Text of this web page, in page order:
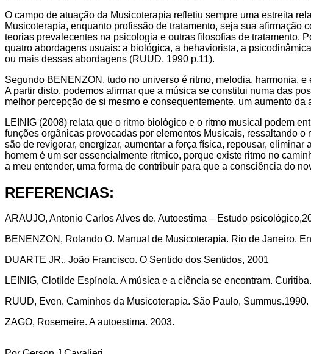
O campo de atuação da Musicoterapia refletiu sempre uma estreita
Musicoterapia, enquanto profissão de tratamento, seja sua
teorias prevalecentes na psicologia e outras filosofias de tratamento.
quatro abordagens usuais: a biológica, a behaviorista, a
ou mais dessas abordagens (RUUD, 1990 p.11).
Segundo BENENZON, tudo no universo é ritmo, melodia, harmonia,
A partir disto, podemos afirmar que a música se constitui numa das
melhor percepção de si mesmo e consequentemente, um aumento
LEINIG (2008) relata que o ritmo biológico e o ritmo musical podem
funções orgânicas provocadas por elementos Musicais, ressaltando
são de revigorar, energizar, aumentar a força física, repousar,
homem é um ser essencialmente rítmico, porque existe ritmo no
a meu entender, uma forma de contribuir para que a consciência do
REFERENCIAS:
ARAUJO, Antonio Carlos Alves de. Autoestima – Estudo
BENENZON, Rolando O. Manual de Musicoterapia. Rio de Janeiro.
DUARTE JR., João Francisco. O Sentido dos Sentidos, 2001
LEINIG, Clotilde Espínola. A música e a ciência se encontram.
RUUD, Even. Caminhos da Musicoterapia. São Paulo, Summus.1990.
ZAGO, Rosemeire. A autoestima. 2003.